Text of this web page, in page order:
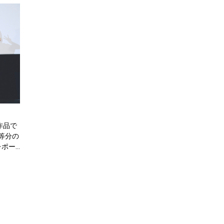
品で
分の
ー